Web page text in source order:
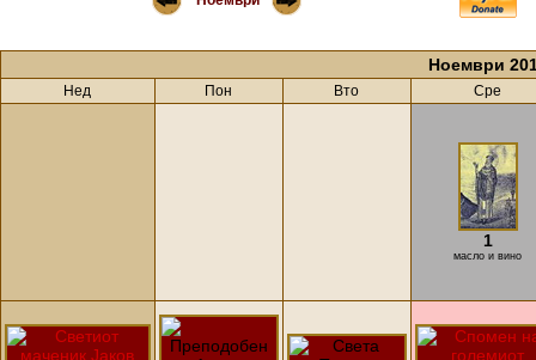
Ноември
Нед Пон Вто Сре
1
масло и вино